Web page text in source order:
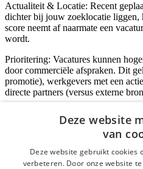
Actualiteit & Locatie: Recent
dichter bij jouw zoeklocatie liggen,
score neemt af naarmate een
wordt.
Prioritering: Vacatures kunnen
door commerciële afspraken. Dit
promotie), werkgevers met een
directe partners (versus externe
E-mail*
Deze website
van
Deze website gebruikt cookies
verbeteren. Door onze website